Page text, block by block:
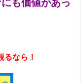
も価値があっ
るなら！